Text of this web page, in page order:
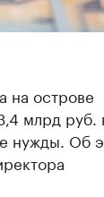
на острове
млрд руб.
нужды. Об